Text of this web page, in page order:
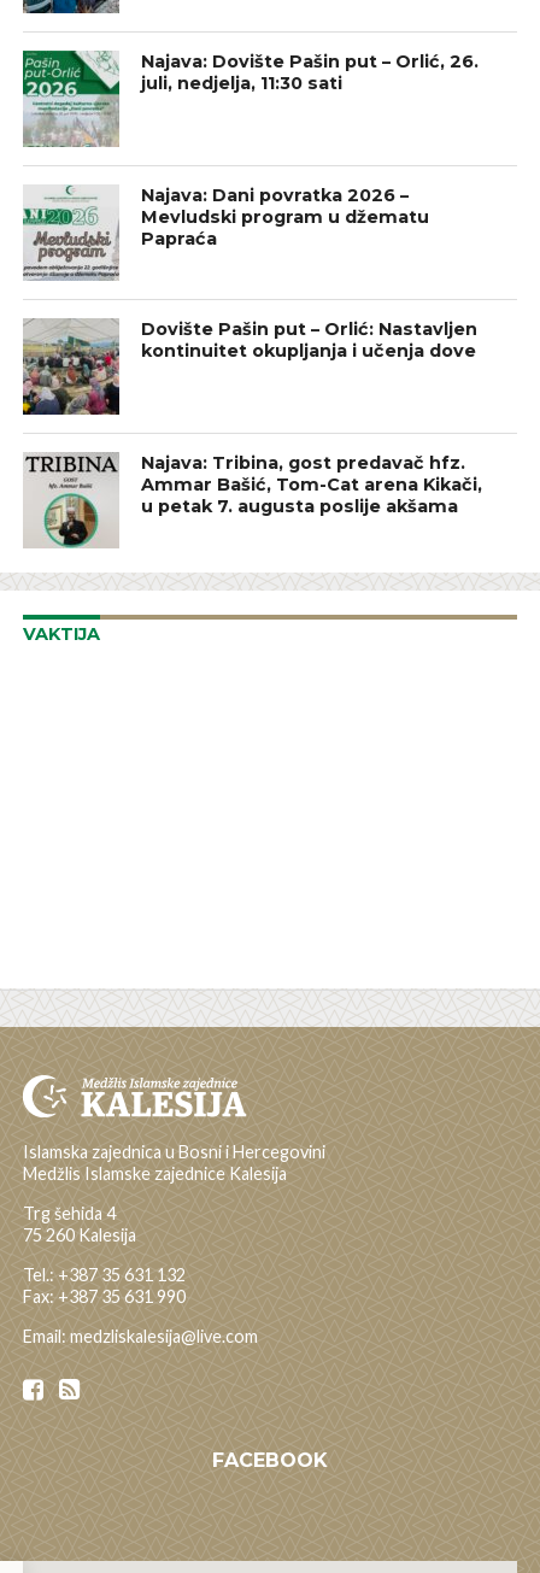
Najava: Dovište Pašin put – Orlić, 26.
juli, nedjelja, 11:30 sati
Najava: Dani povratka 2026 –
Mevludski program u džematu
Papraća
Dovište Pašin put – Orlić: Nastavljen
kontinuitet okupljanja i učenja dove
Najava: Tribina, gost predavač hfz.
Ammar Bašić, Tom-Cat arena Kikači,
u petak 7. augusta poslije akšama
VAKTIJA
Islamska zajednica u Bosni i Hercegovini
Medžlis Islamske zajednice Kalesija
Trg šehida 4
75 260 Kalesija
Tel.: +387 35 631 132
Fax: +387 35 631 990
Email: medzliskalesija@live.com
FACEBOOK